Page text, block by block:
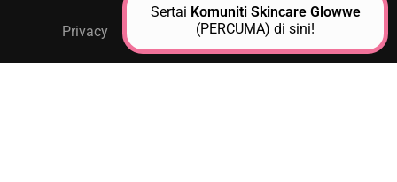
Privacy GPM Support About Us Contact
Sertai Komuniti Skincare Glowwe
(PERCUMA) di sini!